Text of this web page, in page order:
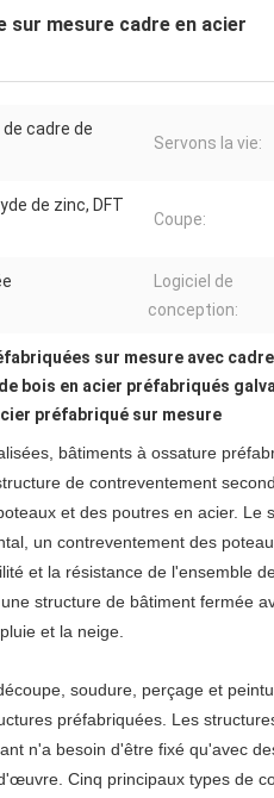
sur mesure cadre en acier
cadre de
Servons la vie:
de zinc, DFT
Coupe:
Logiciel de
conception:
sur mesure avec
bois en acier préfabriqués
préfabriqué sur mesure
bâtiments à ossature
de contreventement
et des poutres en acier. Le
un contreventement des
et la résistance de l'ensemble
structure de bâtiment fermée
et la neige.
soudure, perçage et
préfabriquées. Les
n'a besoin d'être fixé qu'avec
Cinq principaux types de